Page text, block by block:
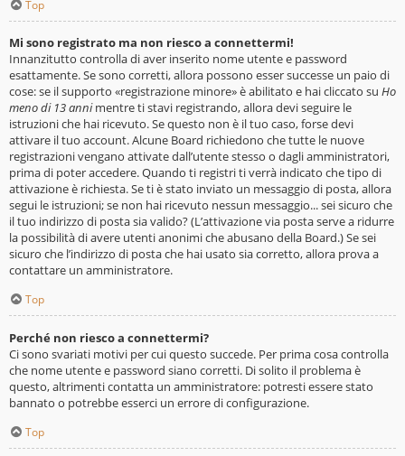
Top
Mi sono registrato ma non riesco a connettermi!
Innanzitutto controlla di aver inserito nome utente e password
esattamente. Se sono corretti, allora possono esser successe un paio di
cose: se il supporto «registrazione minore» è abilitato e hai cliccato su Ho
meno di 13 annimentre ti stavi registrando, allora devi seguire le
istruzioni che hai ricevuto. Se questo non è il tuo caso, forse devi
attivare il tuo account. Alcune Board richiedono che tutte le nuove
registrazioni vengano attivate dall’utente stesso o dagli amministratori,
prima di poter accedere. Quando ti registri ti verrà indicato che tipo di
attivazione è richiesta. Se ti è stato inviato un messaggio di posta, allora
segui le istruzioni; se non hai ricevuto nessun messaggio... sei sicuro che
il tuo indirizzo di posta sia valido? (L’attivazione via posta serve a ridurre
la possibilità di avere utenti anonimi che abusano della Board.) Se sei
sicuro che l’indirizzo di posta che hai usato sia corretto, allora prova a
contattare un amministratore.
Top
Perché non riesco a connettermi?
Ci sono svariati motivi per cui questo succede. Per prima cosa controlla
che nome utente e password siano corretti. Di solito il problema è
questo, altrimenti contatta un amministratore: potresti essere stato
bannato o potrebbe esserci un errore di configurazione.
Top